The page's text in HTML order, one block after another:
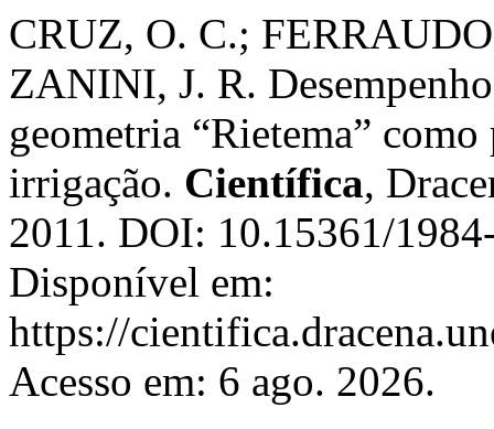
CRUZ, O. C.;
ZANINI, J. R.
geometria “Rietema”
irrigação. Científica,
2011. DOI: 10.15361/
Disponível em:
https://
Acesso em: 6 ago. 2026.